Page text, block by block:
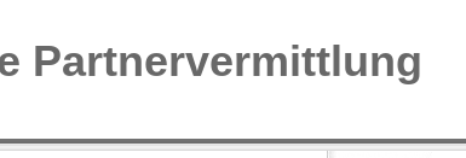
Partnervermittlung